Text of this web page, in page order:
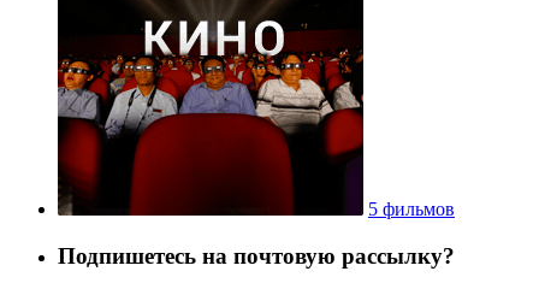
5 фильмов
Подпишетесь на почтовую рассылку?